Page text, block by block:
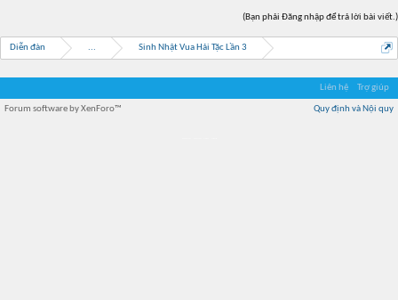
(Bạn phải Đăng nhập để trả lời bài viết.)
Diễn đàn ... Sinh Nhật Vua Hải Tặc Lần 3
Liên hệ Trợ giúp
Quy định và Nội quy
Forum software by XenForo™